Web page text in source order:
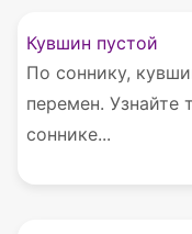
Кувшин пустой
По соннику,
перемен. Узнайте
соннике...